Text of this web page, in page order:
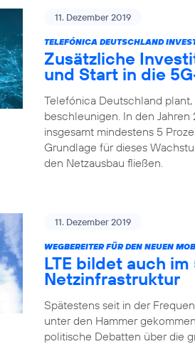
11. Dezember 2019
TELEFÓNICA DEUTSCHLAND
Zusätzliche
und Start in die
Telefónica Deutschland
beschleunigen. In den
insgesamt mindestens 5
Grundlage für dieses
den Netzausbau fließen.
11. Dezember 2019
WEGBEREITER FÜR DEN NEUEN
LTE bildet auch
Netzinfrastruktur
Spätestens seit in der
unter den Hammer
politische Debatten über die